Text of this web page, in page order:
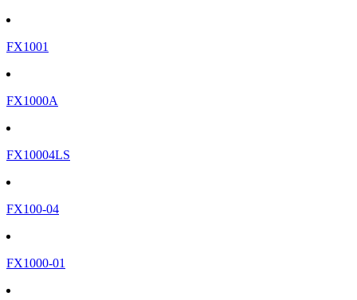
FX1001
FX1000A
FX10004LS
FX100-04
FX1000-01